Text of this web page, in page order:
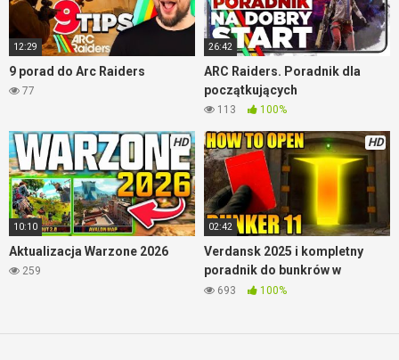
12:29
9 porad do Arc Raiders
77
26:42
ARC Raiders. Poradnik dla
początkujących
113 100%
HD
10:10
Aktualizacja Warzone 2026
259
HD
02:42
Verdansk 2025 i kompletny
poradnik do bunkrów w
Warzone
693 100%